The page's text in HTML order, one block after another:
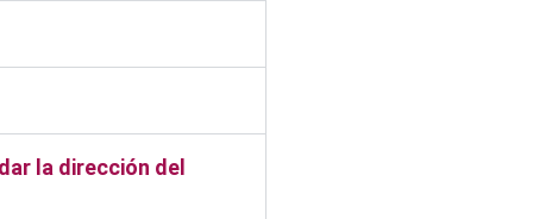
la dirección del